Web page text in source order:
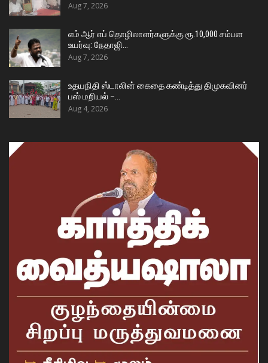
Aug 7, 2026
எம் ஆர் எப் தொழிலாளர்களுக்கு ரூ.10,000 சம்பள
உயர்வு: நேதாஜி…
Aug 7, 2026
உதயநிதி ஸ்டாலின் கைதை கண்டித்து திமுகவினர்
பஸ் மறியல் –…
Aug 4, 2026